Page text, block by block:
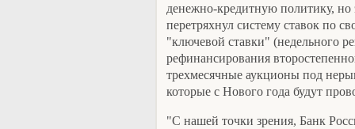
денежно-кредитную политику,
перетряхнул систему ставок по
"ключевой ставки" (недельного
рефинансирования
трехмесячные аукционы под
которые с Нового года будут
"С нашей точки зрения, Банк